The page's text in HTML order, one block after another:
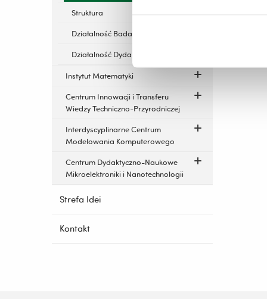
Struktura
Działalność Badawcza
Działalność Dydaktyczna
Instytut Matematyki
Centrum Innowacji i Transferu
Wiedzy Techniczno-Przyrodniczej
Interdyscyplinarne Centrum
Modelowania Komputerowego
Centrum Dydaktyczno-Naukowe
Mikroelektroniki i Nanotechnologii
Strefa Idei
Kontakt